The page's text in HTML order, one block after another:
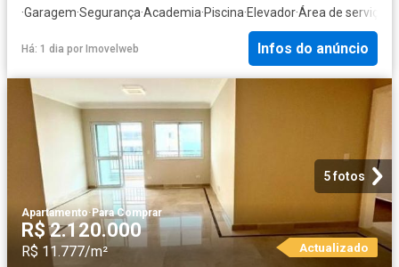
·Garagem·Segurança·Academia·Piscina·Elevador·Área de serviço
Há: 1 dia por Imovelweb Infos do anúncio
5 fotos
Apartamento·Para Comprar
R$ 2.120.000
R$ 11.777/m² Actualizado